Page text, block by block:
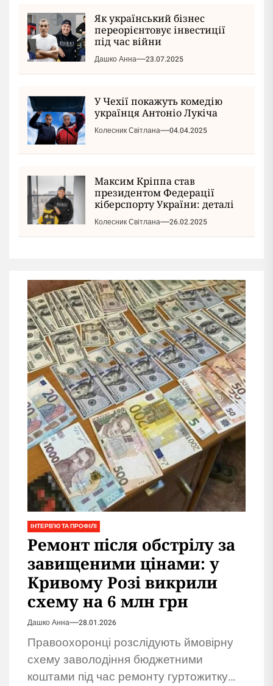
Як український бізнес
переорієнтовує інвестиції
під час війни
Дашко Анна 23.07.2025
У Чехії покажуть комедію
українця Антоніо Лукіча
Колесник Світлана 04.04.2025
Максим Кріппа став
президентом Федерації
кіберспорту України: деталі
Колесник Світлана 26.02.2025
ІНТЕРВ'Ю ТА ПРОФІЛІ
Ремонт після обстрілу за
завищеними цінами: у
Кривому Розі викрили
схему на 6 млн грн
Дашко Анна 28.01.2026
Правоохоронці розслідують ймовірну
схему заволодіння бюджетними
коштами під час ремонту гуртожитку